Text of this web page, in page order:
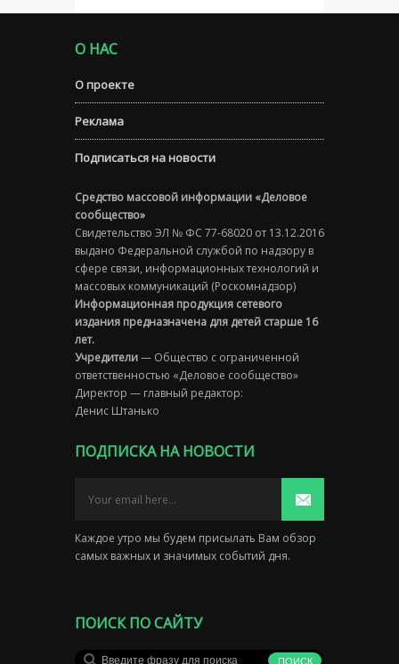
О НАС
О проекте
Реклама
Подписаться на новости
Средство массовой информации «Деловое
сообщество»
Свидетельство ЭЛ № ФС 77-68020 от 13.12.2016
выдано Федеральной службой по надзору в
сфере связи, информационных технологий и
массовых коммуникаций (Роскомнадзор)
Информационная продукция сетевого
издания предназначена для детей старше 16
лет.
Учредители— Общество с ограниченной
ответственностью «Деловое сообщество»
Директор — главный редактор:
Денис Штанько
ПОДПИСКА НА НОВОСТИ
Каждое утро мы будем присылать Вам обзор
самых важных и значимых событий дня.
ПОИСК ПО САЙТУ